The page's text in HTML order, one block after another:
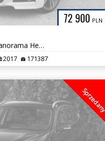
72 900 PLN
BMW 320D MPakiet Panorama HeadUp Adaptive LED 100% Bezwypadkowa 1właść
2017 171387
Sprzedany